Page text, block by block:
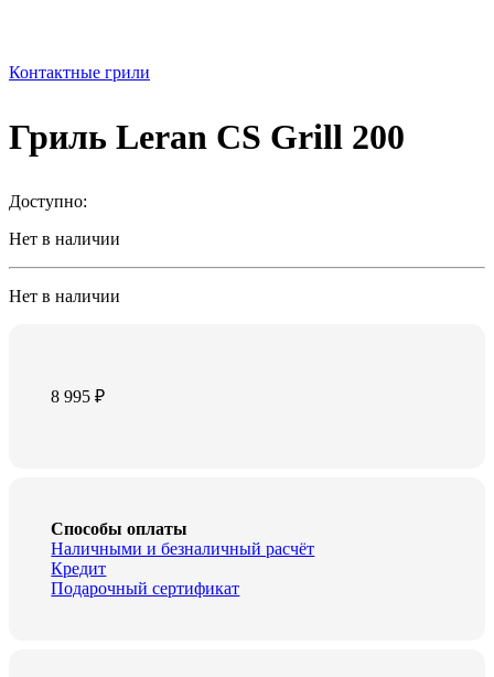
Контактные грили
Гриль Leran CS Grill 200
Доступно:
Нет в наличии
Нет в наличии
8 995₽
Способы оплаты
Наличными и безналичный расчёт
Кредит
Подарочный сертификат